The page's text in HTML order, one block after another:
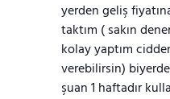
yerden geliş
taktım ( sakın
kolay yaptım
verebilirsin)
şuan 1 haftadır